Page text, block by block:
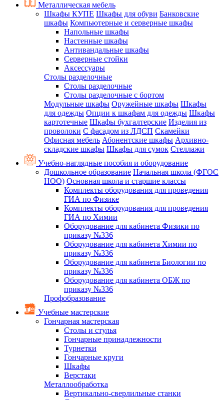
Металлическая мебель
Шкафы КУПЕ Шкафы для обуви Банковские
шкафы Компьютерные и серверные шкафы
Напольные шкафы
Настенные шкафы
Антивандальные шкафы
Серверные стойки
Аксессуары
Столы разделочные
Столы разделочные
Столы разделочные с бортом
Модульные шкафы Оружейные шкафы Шкафы
для одежды Опции к шкафам для одежды Шкафы
картотечные Шкафы бухгалтерские Изделия из
проволоки С фасадом из ЛДСП Скамейки
Офисная мебель Абонентские шкафы Архивно-
складские шкафы Шкафы для сумок Стеллажи
Учебно-наглядные пособия и оборудование
Дошкольное образование Начальная школа (ФГОС
НОО) Основная школа и старшие классы
Комплекты оборудования для проведения
ГИА по Физике
Комплекты оборудования для проведения
ГИА по Химии
Оборудование для кабинета Физики по
приказу №336
Оборудование для кабинета Химии по
приказу №336
Оборудование для кабинета Биологии по
приказу №336
Оборудование для кабинета ОБЖ по
приказу №336
Профобразование
Учебные мастерские
Гончарная мастерская
Столы и стулья
Гончарные принадлежности
Турнетки
Гончарные круги
Шкафы
Верстаки
Металлообработка
Вертикально-сверлильные станки